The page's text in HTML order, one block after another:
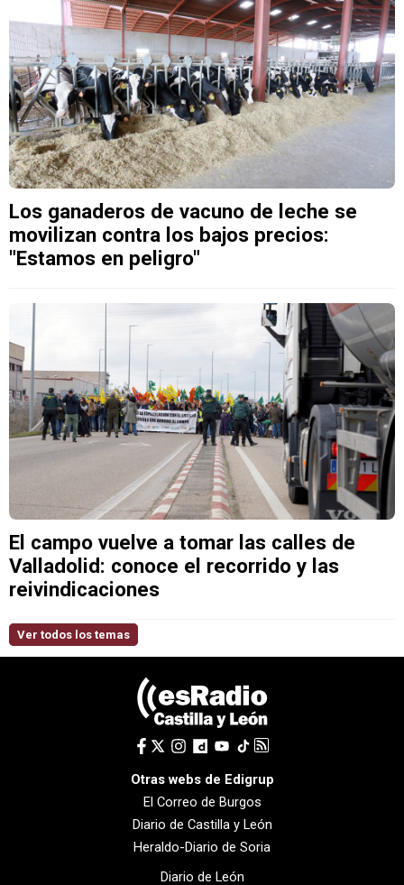
Los ganaderos de vacuno de leche se
movilizan contra los bajos precios:
"Estamos en peligro"
El campo vuelve a tomar las calles de
Valladolid: conoce el recorrido y las
reivindicaciones
Ver todos los temas
Otras webs de Edigrup
El Correo de Burgos
Diario de Castilla y León
Heraldo-Diario de Soria
Diario de León